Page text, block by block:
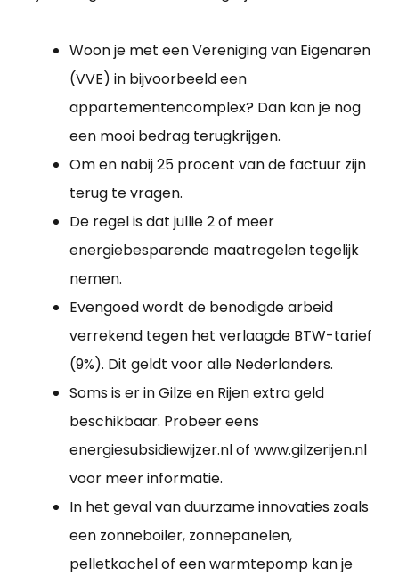
Woon je met een Vereniging van Eigenaren
(VVE) in bijvoorbeeld een
appartementencomplex? Dan kan je nog
een mooi bedrag terugkrijgen.
Om en nabij 25 procent van de factuur zijn
terug te vragen.
De regel is dat jullie 2 of meer
energiebesparende maatregelen tegelijk
nemen.
Evengoed wordt de benodigde arbeid
verrekend tegen het verlaagde BTW-tarief
(9%). Dit geldt voor alle Nederlanders.
Soms is er in Gilze en Rijen extra geld
beschikbaar. Probeer eens
energiesubsidiewijzer.nl of www.gilzerijen.nl
voor meer informatie.
In het geval van duurzame innovaties zoals
een zonneboiler, zonnepanelen,
pelletkachel of een warmtepomp kan je